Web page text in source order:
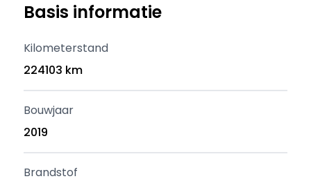
Basis informatie
Kilometerstand
224103 km
Bouwjaar
2019
Brandstof